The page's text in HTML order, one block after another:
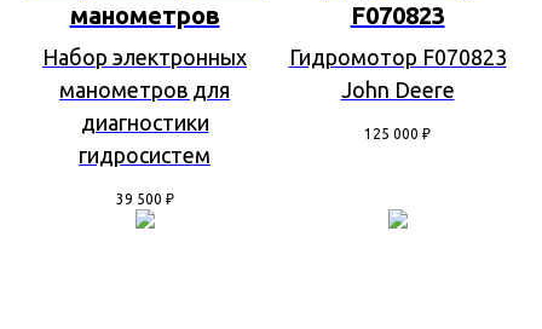
манометров
Набор электронных
манометров для
диагностики
гидросистем
39 500 ₽
F070823
Гидромотор F070823
John Deere
125 000 ₽